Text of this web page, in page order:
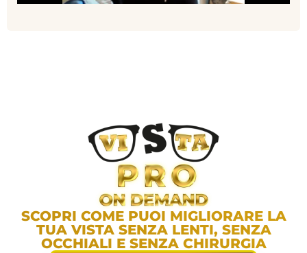
SCOPRI COME PUOI MIGLIORARE LA
TUA VISTA SENZA LENTI, SENZA
OCCHIALI E SENZA CHIRURGIA